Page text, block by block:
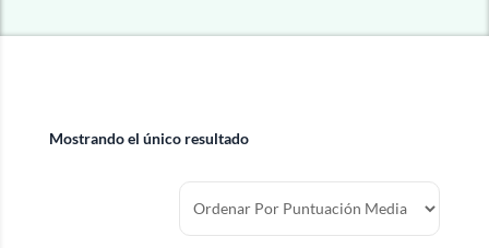
Mostrando el único resultado